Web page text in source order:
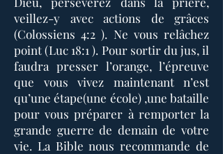
veillez-y avec actions de grâces
(Colossiens 4:2 ). Ne vous relâchez
point (Luc 18:1 ). Pour sortir du jus, il
faudra presser l’orange, l’épreuve
que vous vivez maintenant n’est
qu’une étape(une école) ,une bataille
pour vous préparer à remporter la
grande guerre de demain de votre
vie. La Bible nous recommande de